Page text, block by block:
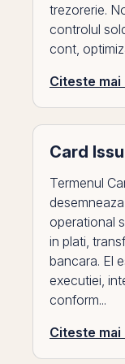
trezorerie.
controlul
cont,
Citeste mai
Card
Termenul
operational
in plati,
bancara. El
executiei,
conform...
Citeste mai